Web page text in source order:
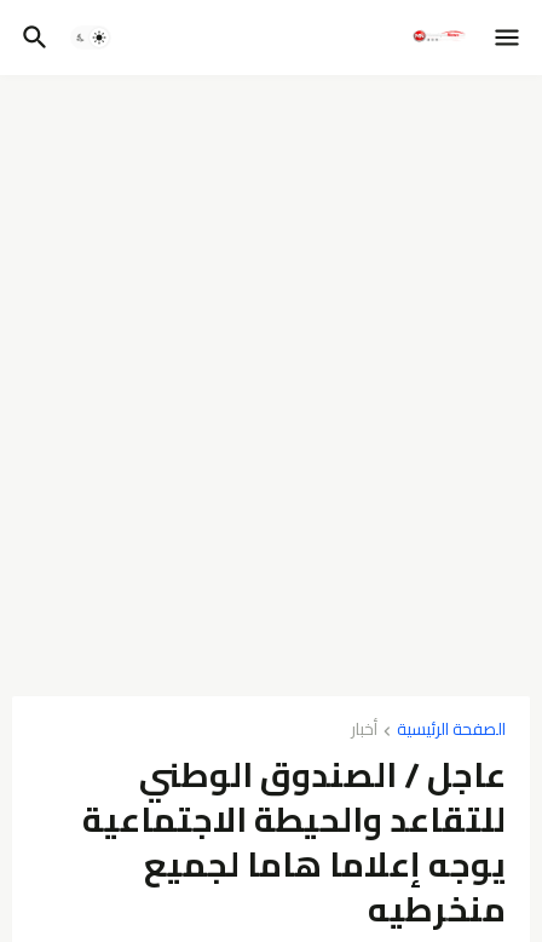
الصفحة الرئيسية أخبار
عاجل / الصندوق الوطني
للتقاعد والحيطة الاجتماعية
يوجه إعلاما هاما لجميع
منخرطيه